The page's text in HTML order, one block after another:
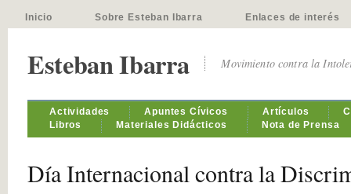
Inicio Sobre Esteban Ibarra Enlaces de interés
Esteban Ibarra Movimiento contra la
Actividades Apuntes Cívicos Artículos
Libros
Materiales Didácticos Nota de Prensa
Día Internacional contra la